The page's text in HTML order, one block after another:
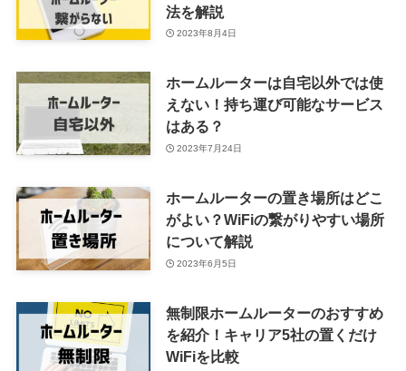
法を解説
2023年8月4日
ホームルーターは自宅以外では使
えない！持ち運び可能なサービス
はある？
2023年7月24日
ホームルーターの置き場所はどこ
がよい？WiFiの繋がりやすい場所
について解説
2023年6月5日
無制限ホームルーターのおすすめ
を紹介！キャリア5社の置くだけ
WiFiを比較